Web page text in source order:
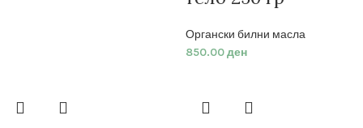
Органски билни масла
850.00ден